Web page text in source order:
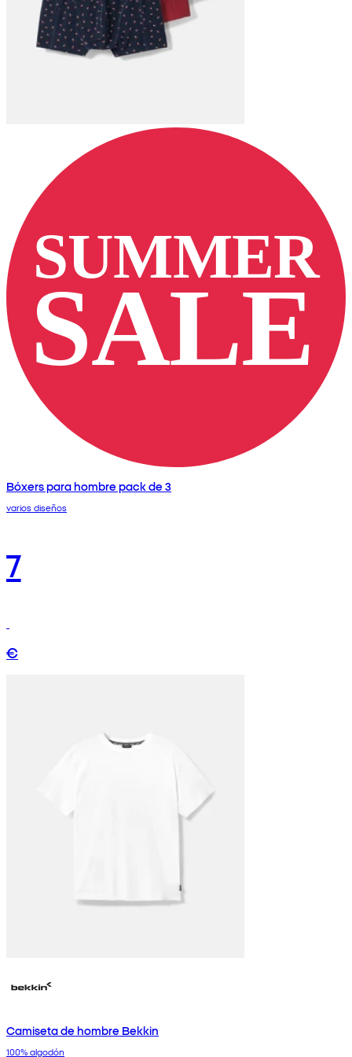
Bóxers para hombre pack de 3
varios diseños
7
€
Camiseta de hombre Bekkin
100% algodón